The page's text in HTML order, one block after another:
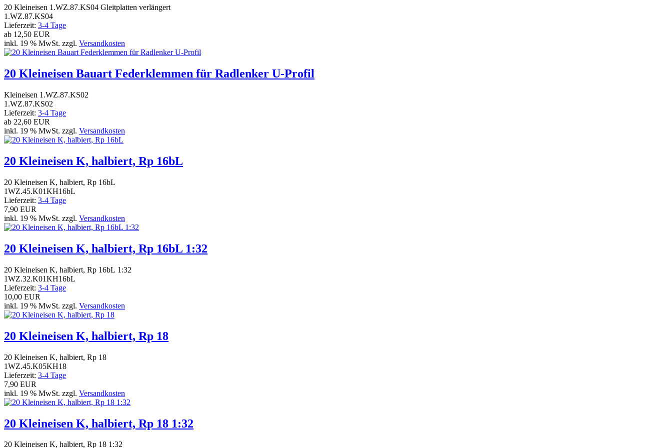
20 Kleineisen 1.WZ.87.KS04 Gleitplatten verlängert
1.WZ.87.KS04
Lieferzeit: 3-4 Tage
ab 12,50 EUR
inkl. 19 % MwSt. zzgl. Versandkosten
20 Kleineisen Bauart Federklemmen für Radlenker U-Profil
Kleineisen 1.WZ.87.KS02
1.WZ.87.KS02
Lieferzeit: 3-4 Tage
ab 22,60 EUR
inkl. 19 % MwSt. zzgl. Versandkosten
20 Kleineisen K, halbiert, Rp 16bL
20 Kleineisen K, halbiert, Rp 16bL
1WZ.45.K01KH16bL
Lieferzeit: 3-4 Tage
7,90 EUR
inkl. 19 % MwSt. zzgl. Versandkosten
20 Kleineisen K, halbiert, Rp 16bL 1:32
20 Kleineisen K, halbiert, Rp 16bL 1:32
1WZ.32.K01KH16bL
Lieferzeit: 3-4 Tage
10,00 EUR
inkl. 19 % MwSt. zzgl. Versandkosten
20 Kleineisen K, halbiert, Rp 18
20 Kleineisen K, halbiert, Rp 18
1WZ.45.K05KH18
Lieferzeit: 3-4 Tage
7,90 EUR
inkl. 19 % MwSt. zzgl. Versandkosten
20 Kleineisen K, halbiert, Rp 18 1:32
20 Kleineisen K, halbiert, Rp 18 1:32